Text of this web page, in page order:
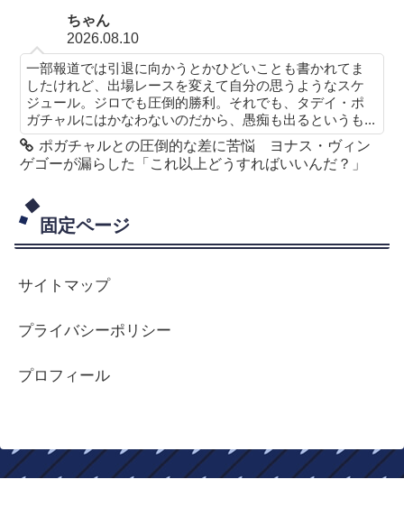
ちゃん
2026.08.10
一部報道では引退に向かうとかひどいことも書かれてま
したけれど、出場レースを変えて自分の思うようなスケ
ジュール。ジロでも圧倒的勝利。それでも、タデイ・ポ
ガチャルにはかなわないのだから、愚痴も出るというも...
ポガチャルとの圧倒的な差に苦悩 ヨナス・ヴィン
ゲゴーが漏らした「これ以上どうすればいいんだ？」
固定ページ
サイトマップ
プライバシーポリシー
プロフィール